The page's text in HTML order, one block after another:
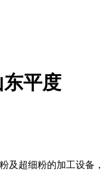
平度
及超细粉的加工设备